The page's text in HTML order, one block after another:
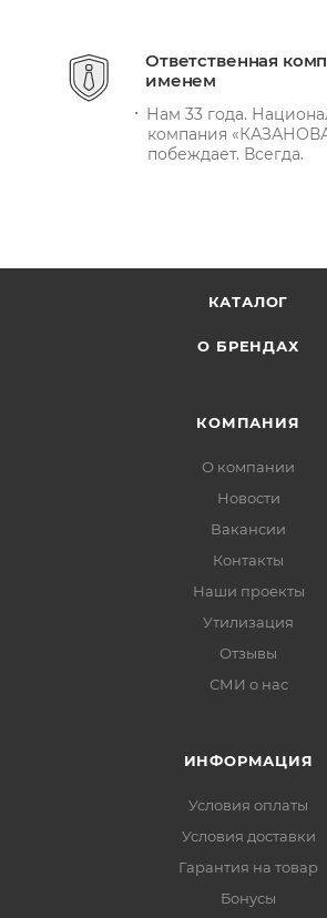
Ответственная
именем
Нам 33 года.
компания
побеждает. Всегда.
КАТАЛОГ
О БРЕНДАХ
КОМПАНИЯ
О компании
Новости
Вакансии
Контакты
Наши проекты
Утилизация
Отзывы
СМИ о нас
ИНФОРМАЦИЯ
Условия оплаты
Условия доставки
Гарантия на товар
Бонусы